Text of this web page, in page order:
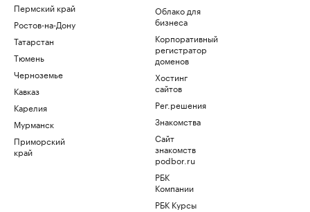
Пермский край
Ростов-на-Дону
Татарстан
Тюмень
Черноземье
Кавказ
Карелия
Мурманск
Приморский
край
Облако для
бизнеса
Корпоративный
регистратор
доменов
Хостинг
сайтов
Рег.решения
Знакомства
Сайт
знакомств
podbor.ru
РБК
Компании
РБК Курсы